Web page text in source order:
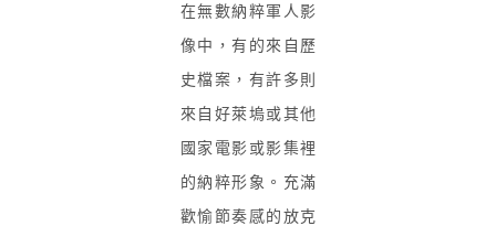
在無數納粹軍人影
像中，有的來自歷
史檔案，有許多則
來自好萊塢或其他
國家電影或影集裡
的納粹形象。充滿
歡愉節奏感的放克